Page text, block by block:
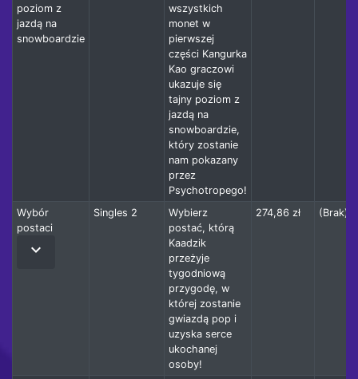
poziom z
jazdą na
snowboardzie
wszystkich
monet w
pierwszej
części Kangurka
Kao graczowi
ukazuje się
tajny poziom z
jazdą na
snowboardzie,
który zostanie
nam pokazany
przez
Psychotropego!
Wybór
postaci
keyboard_arrow_down
Singles 2
Wybierz
postać, którą
Kaadzik
przeżyje
tygodniową
przygodę, w
której zostanie
gwiazdą pop i
uzyska serce
ukochanej
osoby!
274,86 zł (Brak)